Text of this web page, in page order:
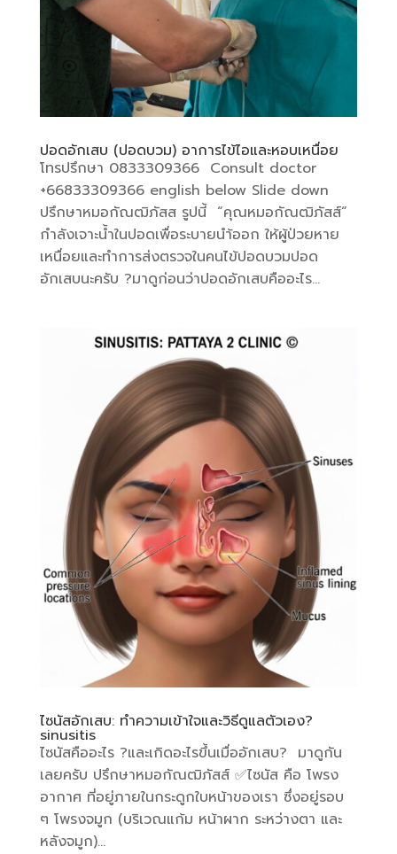
ปอดอักเสบ (ปอดบวม) อาการไข้ไอและหอบเหนื่อย
โทรปรึกษา 0833309366 Consult doctor
+66833309366 english below Slide down
ปรึกษาหมอกัณฒิภัสส รูปนี้ “คุณหมอกัณฒิภัสส์“
กำลังเจาะน้ำในปอดเพื่อระบายนำ้ออก ให้ผู้ป่วยหาย
เหนื่อยและทำการส่งตรวจในคนไข้ปอดบวมปอด
อักเสบนะครับ ?มาดูก่อนว่าปอดอักเสบคืออะไร...
ไซนัสอักเสบ: ทำความเข้าใจและวิธีดูแลตัวเอง?
sinusitis
ไซนัสคืออะไร ?และเกิดอะไรขึ้นเมื่ออักเสบ? มาดูกัน
เลยครับ ปรึกษาหมอกัณฒิภัสส์ ✅ไซนัส คือ โพรง
อากาศ ที่อยู่ภายในกระดูกใบหน้าของเรา ซึ่งอยู่รอบ
ๆ โพรงจมูก (บริเวณแก้ม หน้าผาก ระหว่างตา และ
หลังจมูก)...